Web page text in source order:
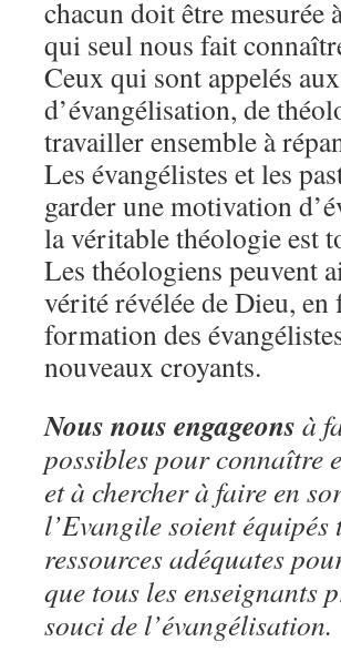
chacun doit être mesurée
qui seul nous fait
Ceux qui sont appelés
d’évangélisation, de
travailler ensemble à
Les évangélistes et les
garder une motivation
la véritable théologie est
Les théologiens peuvent
vérité révélée de Dieu,
formation des
nouveaux croyants.
Nous nous engageons à
possibles pour connaître
et à chercher à faire en
l’Evangile soient
ressources adéquates
que tous les enseignants
souci de l’évangélisation.